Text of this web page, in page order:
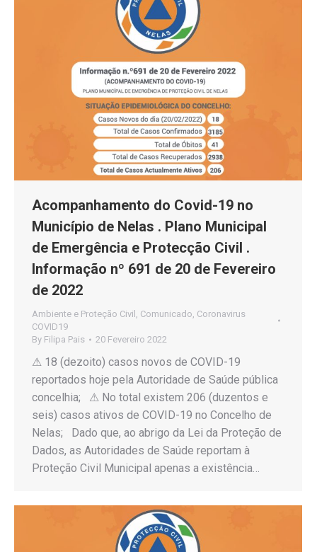
Acompanhamento do Covid-19 no
Município de Nelas . Plano Municipal
de Emergência e Protecção Civil .
Informação nº 691 de 20 de Fevereiro
de 2022
Ambiente e Proteção Civil Comunicado Coronavirus
COVID19
By Filipa Pais 20 Fevereiro 2022
⚠ 18 (dezoito) casos novos de COVID-19
reportados hoje pela Autoridade de Saúde pública
concelhia; ⚠ No total existem 206 (duzentos e
seis) casos ativos de COVID-19 no Concelho de
Nelas; Dado que, ao abrigo da Lei da Proteção de
Dados, as Autoridades de Saúde reportam à
Proteção Civil Municipal apenas a existência…